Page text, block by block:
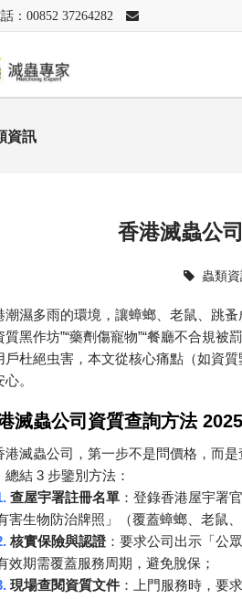
：00852 37264282
資訊
香港滅蟲公
蟲類
潮濕多雨的環境，讓蟑螂 老鼠 跳蚤
質黑作坊”“藥劑傷寵物”“餐廳不合規被罰
戶杜絕虫害，本文從核心痛點（如資
心。
滅蟲公司資質查詢方法2025
港滅蟲公司，第一步不是問價格，而
總結 3 步鑒別方法：
查屋宇署註冊名單 ：登錄香港屋宇署
害生物防治牌照」（覆蓋蟑螂、老鼠
核實保險與認證 ：要求公司出示「公
效期需覆蓋服務周期，避免脫保；
現場查閱資質文件：上門服務時，要